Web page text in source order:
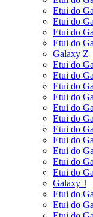
Etui do
Etui do
Etui do
Etui do
Galaxy Z
Etui do
Etui do
Etui do
Etui do
Etui do
Etui do
Etui do
Etui do
Etui do
Etui do
Etui do
Galaxy J
Etui do
Etui do